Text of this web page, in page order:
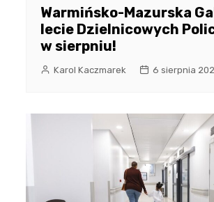
Warmińsko-Mazurska
lecie Dzielnicowych
w sierpniu!
Karol Kaczmarek 6 sierpnia